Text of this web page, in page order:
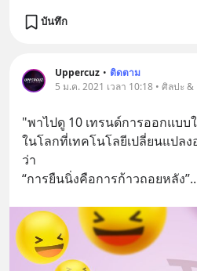
บันทึก
Uppercuz • ติดตาม
5 ม.ค. 2021 เวลา 10:18 • ศิลปะ
"พาไปดู 10 เทรนด์การออกแบบ
ในโลกที่เทคโนโลยีเปลี่ยนแปลง
ว่า
“การยืนนิ่งคือการก้าวถอยหลัง”